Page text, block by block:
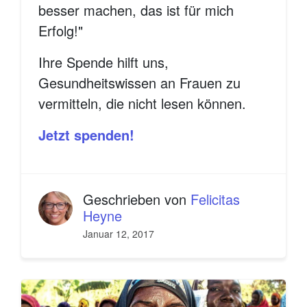
besser machen, das ist für mich
Erfolg!"
Ihre Spende hilft uns,
Gesundheitswissen an Frauen zu
vermitteln, die nicht lesen können.
Jetzt spenden!
Geschrieben von Felicitas
Heyne
Januar 12, 2017